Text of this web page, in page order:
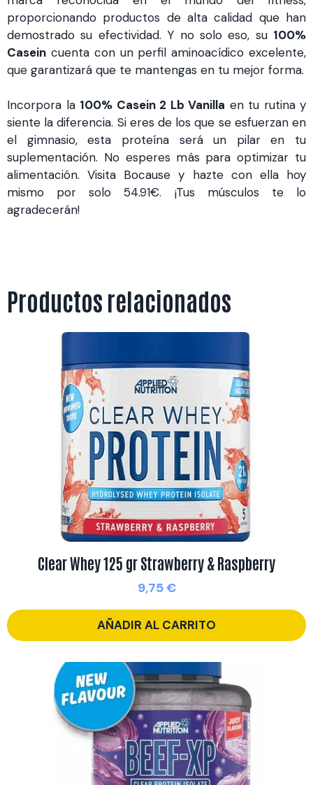
proporcionando productos de alta calidad que han
demostrado su efectividad. Y no solo eso, su 100%
Casein cuenta con un perfil aminoacídico excelente,
que garantizará que te mantengas en tu mejor forma.
Incorpora la 100% Casein 2 Lb Vanilla en tu rutina y
siente la diferencia. Si eres de los que se esfuerzan en
el gimnasio, esta proteína será un pilar en tu
suplementación. No esperes más para optimizar tu
alimentación. Visita Bocause y hazte con ella hoy
mismo por solo 54.91€. ¡Tus músculos te lo
agradecerán!
Productos relacionados
Clear Whey 125 gr Strawberry & Raspberry
9,75€
AÑADIR AL CARRITO